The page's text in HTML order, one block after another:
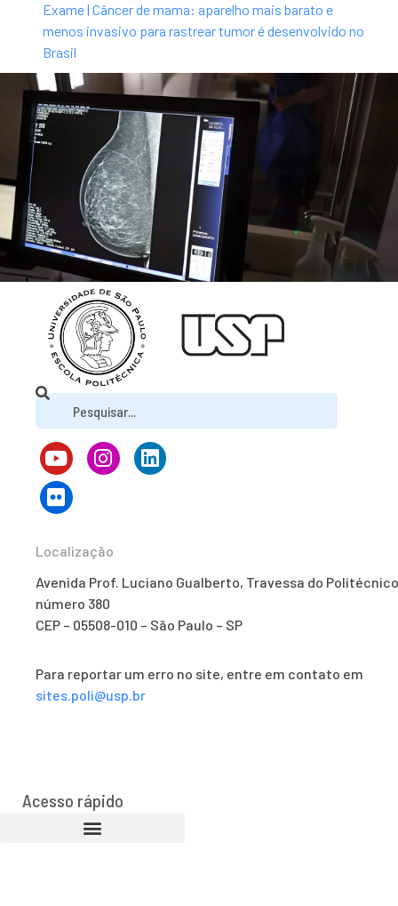
Exame | Câncer de mama: aparelho mais barato e
menos invasivo para rastrear tumor é desenvolvido no
Brasil
Localização
Avenida Prof. Luciano Gualberto, Travessa do
número 380
CEP – 05508-010 – São Paulo – SP
Para reportar um erro no site, entre em contato em
sites.poli@usp.br
Acesso rápido